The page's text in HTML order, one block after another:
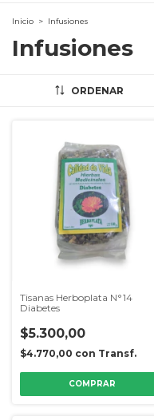
Inicio > Infusiones
Infusiones
ORDENAR
Tisanas Herboplata N°14
Diabetes
$5.300,00
$4.770,00 con Transf.